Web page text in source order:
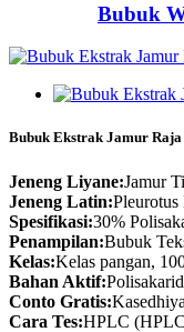
Bubuk
Bubuk Ekstrak Jamur
Jeneng Liyane:Jamur
Jeneng Latin:
Spesifikasi:30%
Penampilan:Bubuk
Kelas:Kelas pangan,
Bahan Aktif:
Conto Gratis:Kasedhiya
Cara Tes:HPLC